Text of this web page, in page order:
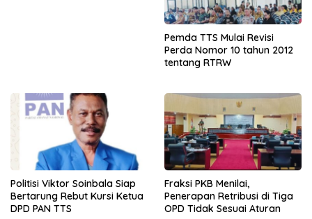
Pemda TTS Mulai Revisi
Perda Nomor 10 tahun 2012
tentang RTRW
Politisi Viktor Soinbala Siap
Bertarung Rebut Kursi Ketua
DPD PAN TTS
Fraksi PKB Menilai,
Penerapan Retribusi di Tiga
OPD Tidak Sesuai Aturan